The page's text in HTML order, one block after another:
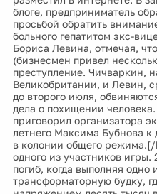
блоге, предприниматель
просьбой обратить
больного гепатитом экс-
Бориса Левина, отмечая,
(бизнесмен привел
преступление. Чичваркин,
Великобритании, и Левин,
до второго июля,
дела о похищении
приговорил организатора
летнего Максима Бубнова
в колонии общего
одного из участников
погиб, когда выполняя одно
трансформаторную будку,